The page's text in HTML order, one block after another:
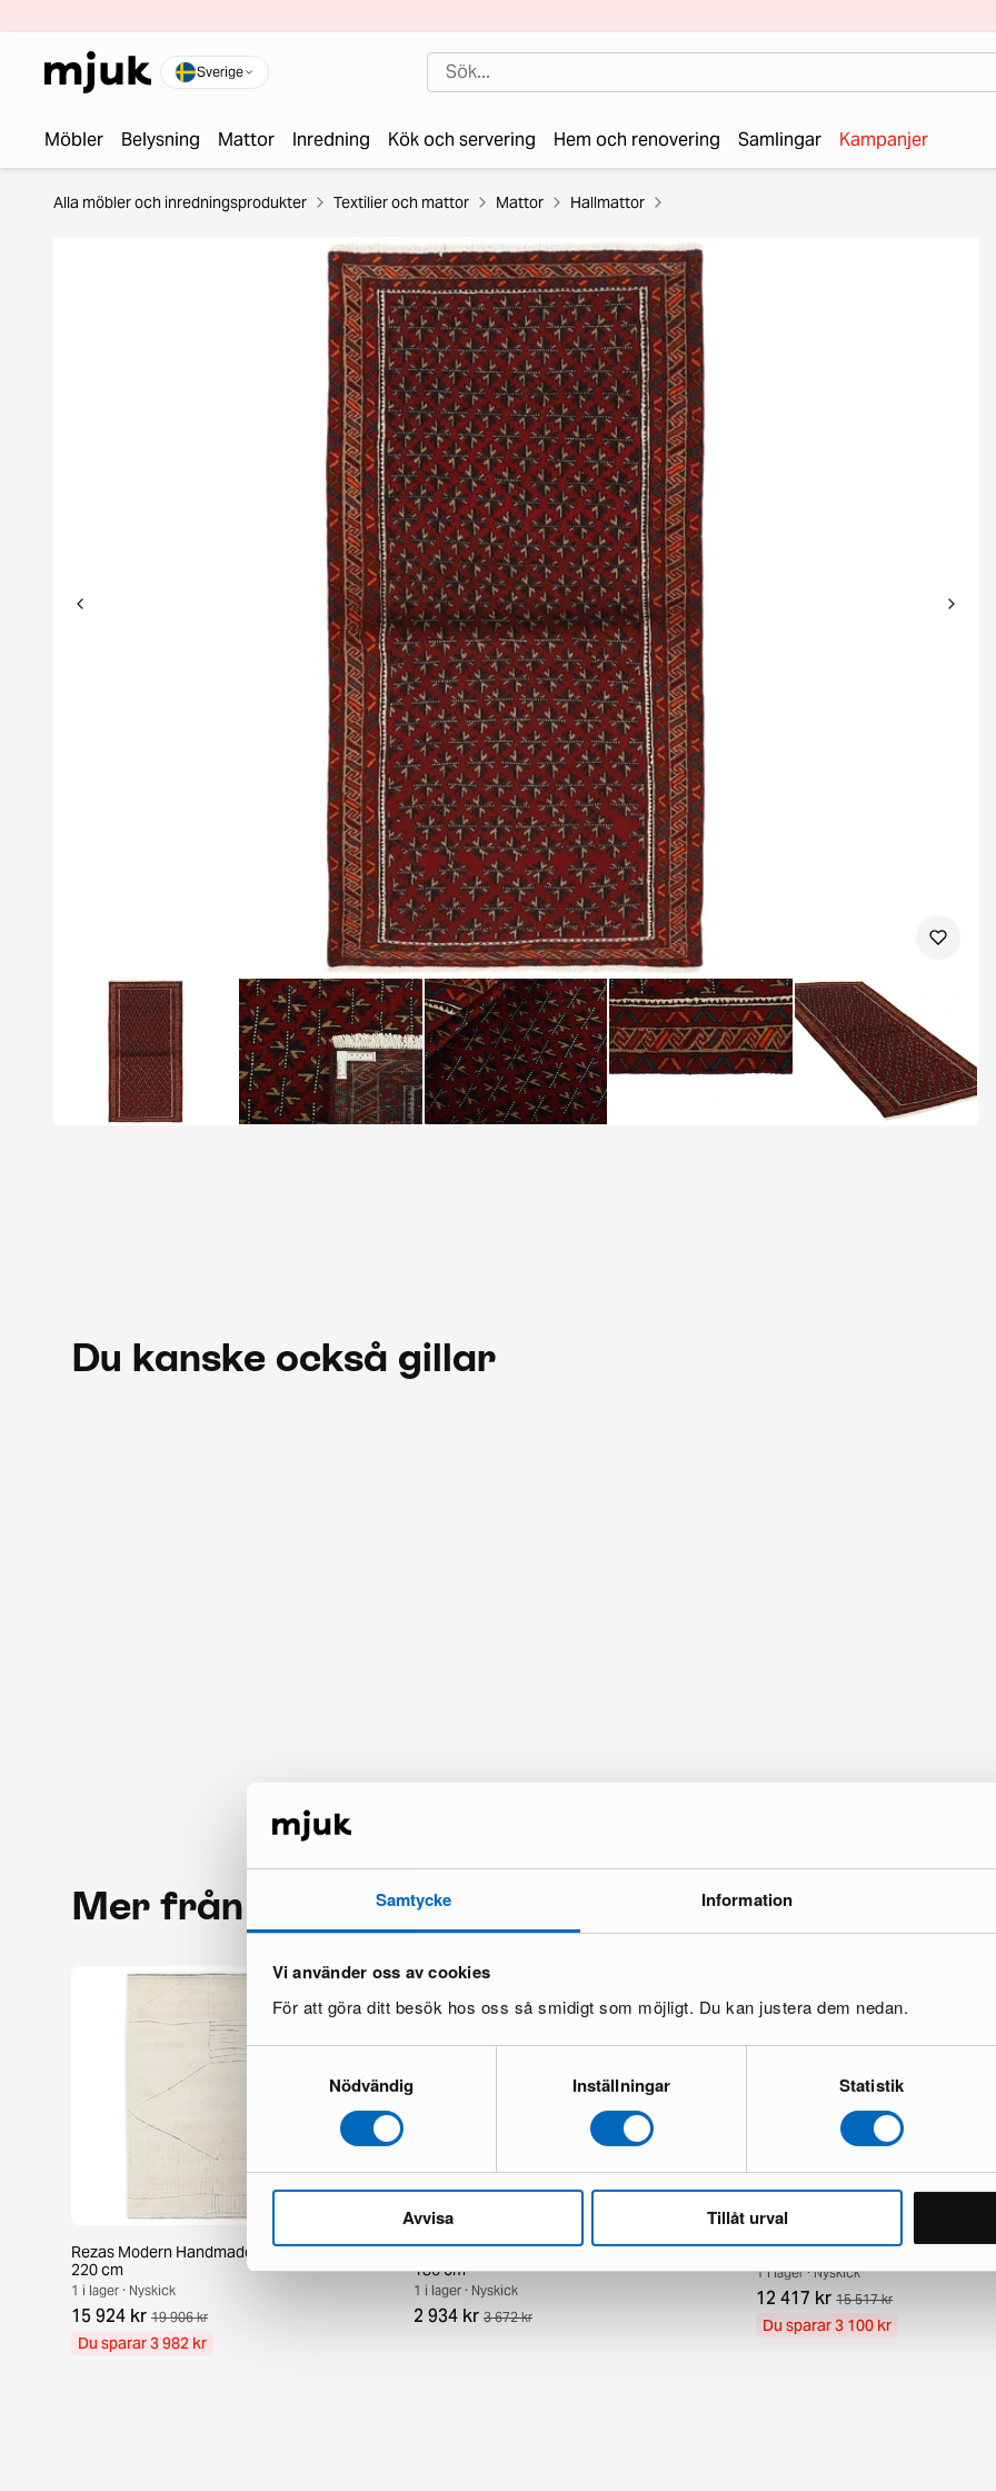
Samtycke Information
Vi använder oss av cookies
För att göra ditt besök hos oss så smidigt som möjligt. Du kan justera dem nedan.
Nödvändig Inställningar Statistik
Avvisa Tillåt urval
Sverige
Möbler Belysning Mattor Inredning Kök och servering Hem och renovering Samlingar Kampanjer
Alla möbler och inredningsprodukter Textilier och mattor Mattor Hallmattor
Du kanske också gillar
Mer från samma märke
Rezas Modern Handmade Mix matta 200 x
220 cm
1 i lager · Nyskick
15 924 kr 19 906 kr
Du sparar 3 982 kr
Pakistan handknotted orientalisk matta 63 x
186 cm
1 i lager · Nyskick
2 934 kr 3 672 kr
Aktscha orientalisk matta 249 x
1 i lager · Nyskick
12 417 kr 15 517 kr
Du sparar 3 100 kr